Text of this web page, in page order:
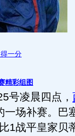
一分
精彩组图
号凌晨四点，
一场补赛。巴
1战平皇家贝